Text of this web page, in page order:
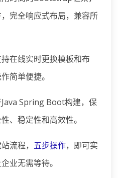
完全响应式布局，兼容所
在线实时更换模板和布
简单便捷。
Java Spring Boot构建，保
、稳定性和高效性。
流程， 五步操作，即可实
业无需等待。